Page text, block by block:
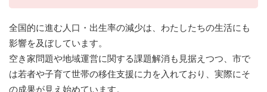
全国的に進む人口・出生率の減少は、わたしたちの生活にも
影響を及ぼしています。
空き家問題や地域運営に関する課題解消も見据えつつ、市で
は若者や子育て世帯の移住支援に力を入れており、実際にそ
の成果が見え始めています。